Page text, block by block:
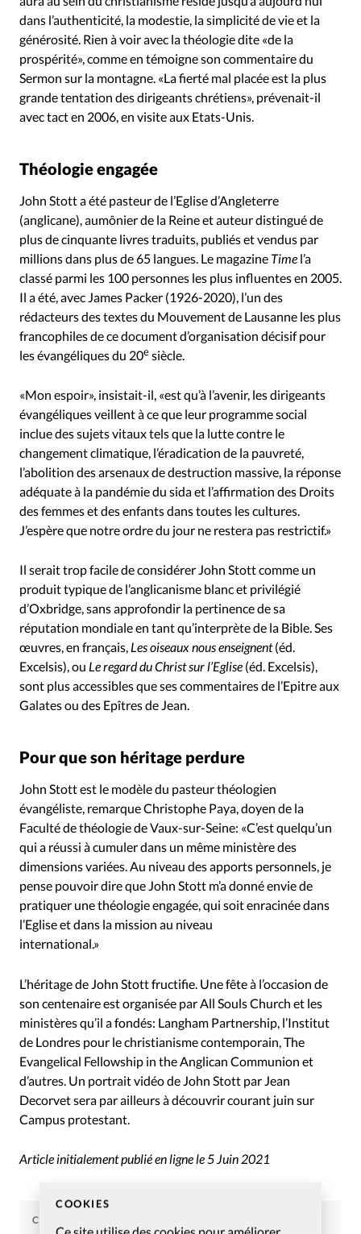
COOKIES
dans l’authenticité, la modestie, la simplicité de vie et la
générosité. Rien à voir avec la théologie dite «de la
prospérité», comme en témoigne son commentaire du
Sermon sur la montagne. «La fierté mal placée est la plus
grande tentation des dirigeants chrétiens», prévenait-il
avec tact en 2006, en visite aux Etats-Unis.
Théologie engagée
John Stott a été pasteur de l’Eglise d’Angleterre
(anglicane), aumônier de la Reine et auteur distingué de
plus de cinquante livres traduits, publiés et vendus par
millions dans plus de 65 langues. Le magazine Time l’a
classé parmi les 100 personnes les plus influentes en 2005.
Il a été, avec James Packer (1926-2020), l’un des
rédacteurs des textes du Mouvement de Lausanne les plus
francophiles de ce document d’organisation décisif pour
les évangéliques du 20esiècle.
«Mon espoir», insistait-il, «est qu’à l’avenir, les dirigeants
évangéliques veillent à ce que leur programme social
inclue des sujets vitaux tels que la lutte contre le
changement climatique, l’éradication de la pauvreté,
l’abolition des arsenaux de destruction massive, la réponse
adéquate à la pandémie du sida et l’affirmation des Droits
des femmes et des enfants dans toutes les cultures.
J’espère que notre ordre du jour ne restera pas restrictif.»
Il serait trop facile de considérer John Stott comme un
produit typique de l’anglicanisme blanc et privilégié
d’Oxbridge, sans approfondir la pertinence de sa
réputation mondiale en tant qu’interprète de la Bible. Ses
œuvres, en français, Les oiseaux nous enseignent(éd.
Excelsis), ou Le regard du Christ sur l’Eglise (éd. Excelsis),
sont plus accessibles que ses commentaires de l’Epitre aux
Galates ou des Epîtres de Jean.
Pour que son héritage perdure
John Stott est le modèle du pasteur théologien
évangéliste, remarque Christophe Paya, doyen de la
Faculté de théologie de Vaux-sur-Seine: «C’est quelqu’un
qui a réussi à cumuler dans un même ministère des
dimensions variées. Au niveau des apports personnels, je
pense pouvoir dire que John Stott m’a donné envie de
pratiquer une théologie engagée, qui soit enracinée dans
l’Eglise et dans la mission au niveau
international.»
L’héritage de John Stott fructifie. Une fête à l’occasion de
son centenaire est organisée par All Souls Church et les
ministères qu’il a fondés: Langham Partnership, l’Institut
de Londres pour le christianisme contemporain, The
Evangelical Fellowship in the Anglican Communion et
d’autres. Un portrait vidéo de John Stott par Jean
Decorvet sera par ailleurs à découvrir courant juin sur
Campus protestant.
Article initialement publié en ligne le 5 Juin 2021
CHRISTIANISME AUJOURD'HUI